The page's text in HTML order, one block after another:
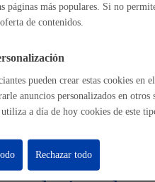
Legislativo 781/1986, De
De Las Disposiciones
2003, De 3 De Noviembre, Del
1372/1986, De 13 De
Las Entidades Locales
páginas más populares. Si no
de contenidos.
pueden crear estas cookies
anuncios personalizados en
a día de hoy cookies de este
Rechazar todo